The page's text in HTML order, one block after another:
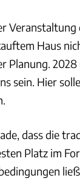
Haus
Planung.
sein. Hier
dass die
Platz im